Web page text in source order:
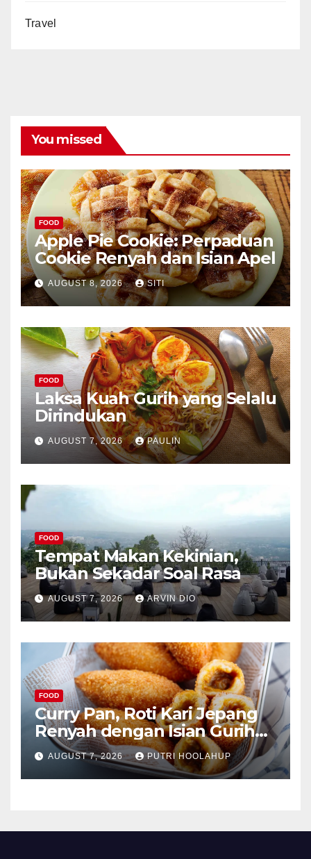
Travel
You missed
FOOD
Apple Pie Cookie: Perpaduan
Cookie Renyah dan Isian Apel
AUGUST 8, 2026 SITI
FOOD
Laksa Kuah Gurih yang Selalu
Dirindukan
AUGUST 7, 2026 PAULIN
FOOD
Tempat Makan Kekinian,
Bukan Sekadar Soal Rasa
AUGUST 7, 2026 ARVIN DIO
FOOD
Curry Pan, Roti Kari Jepang
Renyah dengan Isian Gurih
Menggoda
AUGUST 7, 2026 PUTRI HOOLAHUP